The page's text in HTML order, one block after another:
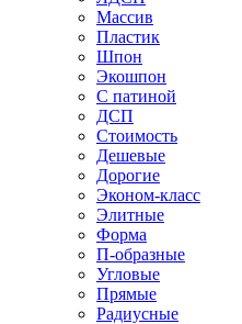
Массив
Пластик
Шпон
Экошпон
С патиной
ДСП
Стоимость
Дешевые
Дорогие
Эконом-класс
Элитные
Форма
П-образные
Угловые
Прямые
Радиусные